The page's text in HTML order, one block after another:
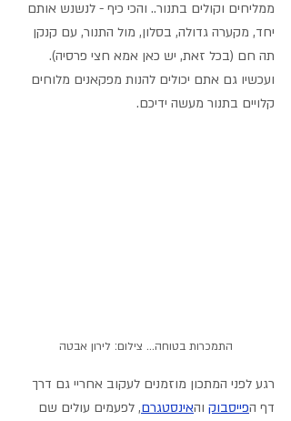
ממליחים וקולים בתנור.. והכי כיף - לנשנש אותם
יחד, מקערה גדולה, בסלון, מול התנור, עם קנקן
תה חם (בכל זאת, יש כאן אמא חצי פרסיה).
ועכשיו גם אתם יכולים להנות מפקאנים מלוחים
קלויים בתנור מעשה ידיכם.
התמכרות בטוחה... צילום: לירון אבטה
רגע לפני המתכון מוזמנים לעקוב אחריי גם דרך
דף הפייסבוק והאינסטגרם, לפעמים עולים שם